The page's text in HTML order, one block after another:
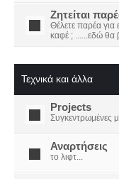
Ζητείται
Θέλετε παρέα
καφέ ; ......εδώ θα
Τεχνικά και άλλα
Projects
Συγκεντρωμένες
Αναρτήσεις
το λιφτ...